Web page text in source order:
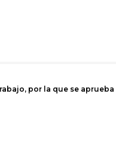
por la que se